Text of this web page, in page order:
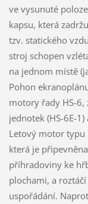
ve vysunuté
kapsu, která
tzv. statického
stroj schopen
na jednom místě
Pohon
motory řady HS-6,
jednotek (HS-6E-
Letový motor typu
která je
příhradoviny ke
plochami, a
uspořádání.